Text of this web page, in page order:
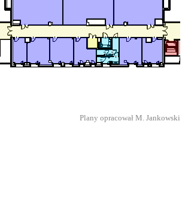
Plany opracował M. Jankowski